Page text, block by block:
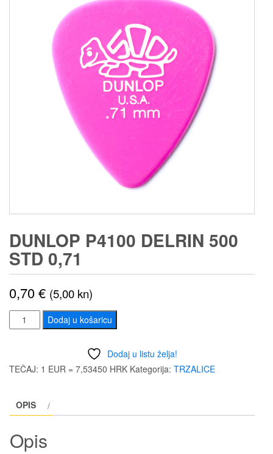
DUNLOP P4100 DELRIN 500
STD 0,71
0,70€ (5,00 kn)
DUNLOP
P4100
500
količina
Dodaj u košaricu
Dodaj u listu želja!
TEČAJ: 1 EUR = 7,53450 HRK Kategorija: TRZALICE
OPIS
Opis